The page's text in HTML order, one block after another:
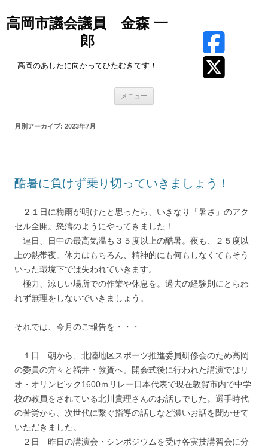
高岡市議会議員 金森 一
郎
高岡のあしたに向かってひたむきです！
メニュー
月別アーカイブ: 2023年7月
酷暑に負けず乗り切っていきましょう！
２１日に梅雨が明けたと思ったら、いきなり「暑さ」のアク
セル全開。怒濤のようにやってきました！
連日、日中の最高気温も３５度以上の酷暑。夜も、２５度以
上の熱帯夜。体力はもちろん、精神的にも何もしなくてもそう
いった環境下では失われていきます。
極力、涼しい場所での作業や休息を。過去の経験則にとらわ
れず無理をしないでいきましょう。
それでは、今月のご報告を・・・
１日 朝から、北陸地区スポーツ推進委員研修会のため高岡
の委員の方々と福井・敦賀へ。開会式後に行われた講演ではリ
オ・オリンピック1600ｍリレー日本代表で現在敦賀市内で中学
校の教員をされている北川貴理さんのお話しでした。選手時代
の苦労から、次世代に繋ぐ指導の話しなど濃いお話を聞かせて
いただきました。
２日 昨日の講演会・シンポジウムを受け各実技講習会に分